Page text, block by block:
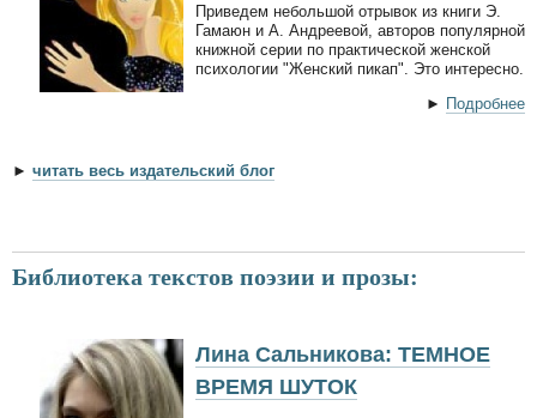
Приведем небольшой отрывок из книги Э.
Гамаюн и А. Андреевой, авторов популярной
книжной серии по практической женской
психологии "Женский пикап". Это интересно.
► Подробнее
► читать весь издательский блог
Библиотека текстов поэзии и прозы:
Лина Сальникова: ТЕМНОЕ
ВРЕМЯ ШУТОК